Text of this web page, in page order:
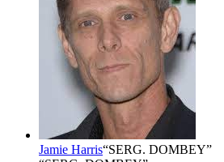
Jamie Harris“SERG. DOMBEY”